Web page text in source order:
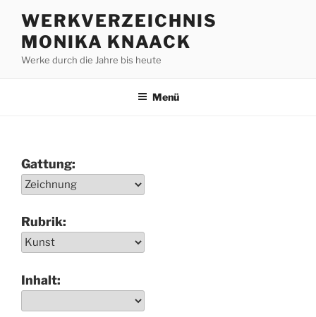
Inhalt
springen
WERKVERZEICHNIS
MONIKA KNAACK
Werke durch die Jahre bis heute
Menü
Gattung:
Rubrik:
Inhalt: